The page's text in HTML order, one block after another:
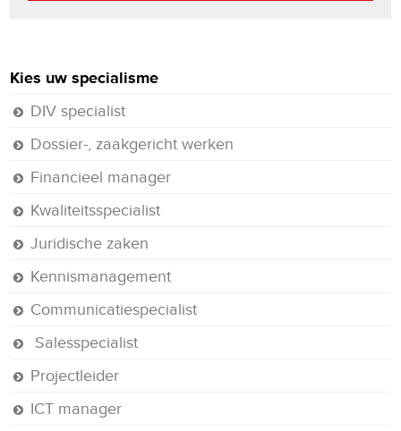
Kies uw specialisme
DIV specialist
Dossier-, zaakgericht werken
Financieel manager
Kwaliteitsspecialist
Juridische zaken
Kennismanagement
Communicatiespecialist
Salesspecialist
Projectleider
ICT manager